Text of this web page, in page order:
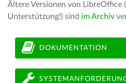
Ältere Versionen von LibreOffice
Unterstützung!) sind im Archiv
DOKUMENTATION